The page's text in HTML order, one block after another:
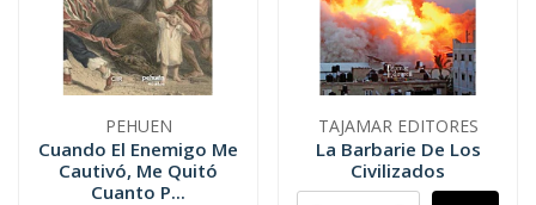
PEHUEN
Cuando El Enemigo Me
Cautivó, Me Quitó
Cuanto P...
TAJAMAR EDITORES
La Barbarie De Los
Civilizados